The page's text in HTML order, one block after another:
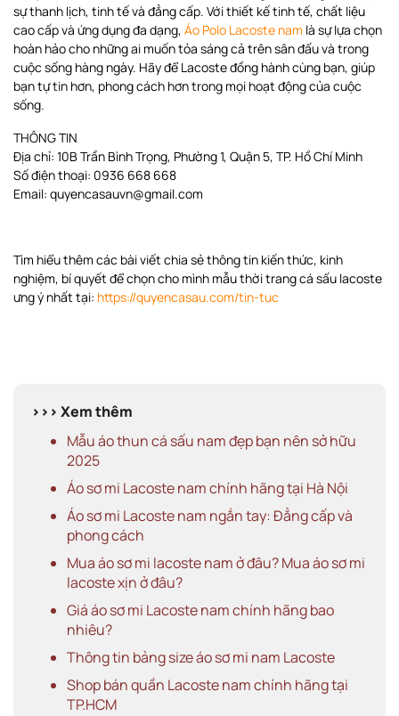
sự thanh lịch, tinh tế và đẳng cấp. Với thiết kế tinh tế, chất liệu
cao cấp và ứng dụng đa dạng, Áo Polo Lacoste nam là sự lựa chọn
hoàn hảo cho những ai muốn tỏa sáng cả trên sân đấu và trong
cuộc sống hàng ngày. Hãy để Lacoste đồng hành cùng bạn, giúp
bạn tự tin hơn, phong cách hơn trong mọi hoạt động của cuộc
sống.
THÔNG TIN
Địa chỉ: 10B Trần Bình Trọng, Phường 1, Quận 5, TP. Hồ Chí Minh
Số điện thoại: 0936 668 668
Email: quyencasauvn@gmail.com
Tìm hiểu thêm các bài viết chia sẻ thông tin kiến thức, kinh
nghiệm, bí quyết để chọn cho mình mẫu thời trang cá sấu lacoste
ưng ý nhất tại: https://quyencasau.com/tin-tuc
>>> Xem thêm
Mẫu áo thun cá sấu nam đẹp bạn nên sở hữu
2025
Áo sơ mi Lacoste nam chính hãng tại Hà Nội
Áo sơ mi Lacoste nam ngắn tay: Đẳng cấp và
phong cách
Mua áo sơ mi lacoste nam ở đâu? Mua áo sơ mi
lacoste xịn ở đâu?
Giá áo sơ mi Lacoste nam chính hãng bao
nhiêu?
Thông tin bảng size áo sơ mi nam Lacoste
Shop bán quần Lacoste nam chính hãng tại
TP.HCM